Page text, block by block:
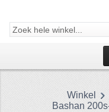
Winkel
Bashan